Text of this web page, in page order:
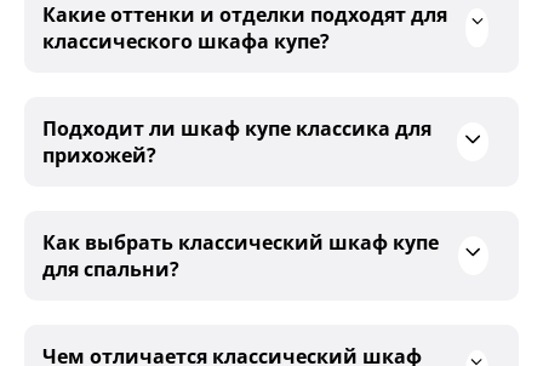
Какие оттенки и отделки подходят для
классического шкафа купе?
Подходит ли шкаф купе классика для
прихожей?
Как выбрать классический шкаф купе
для спальни?
Чем отличается классический шкаф